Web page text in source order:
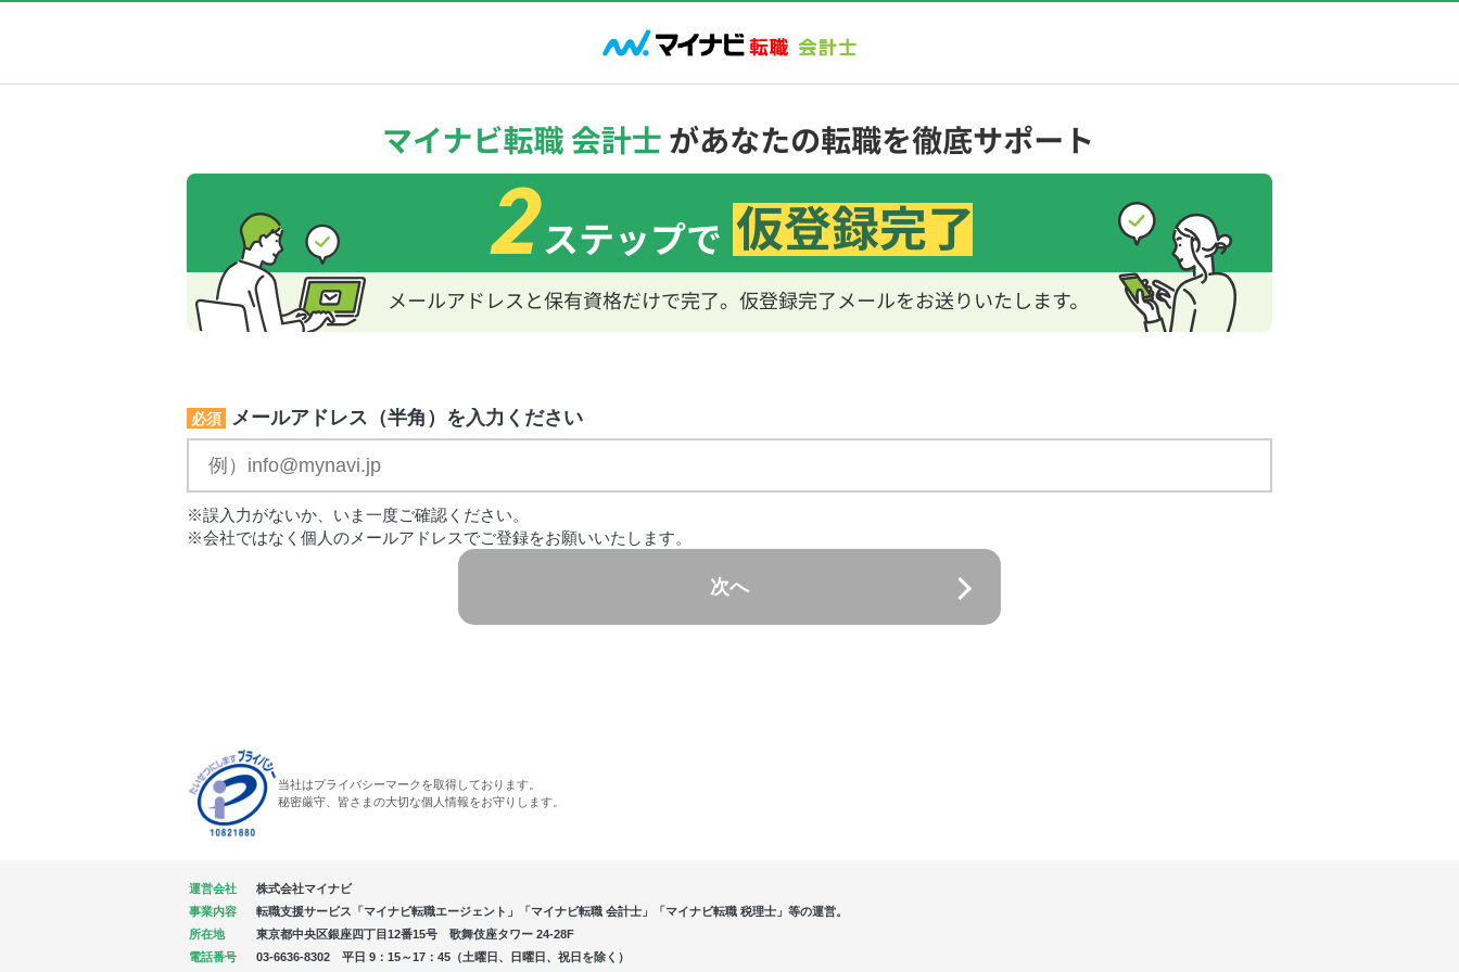
必須 メールアドレス（半角）を入力ください
※誤入力がないか、いま一度ご確認ください。
※会社ではなく個人のメールアドレスでご登録をお願いいたします。
次へ
当社はプライバシーマークを取得しております。
秘密厳守、皆さまの大切な個人情報をお守りします。
運営会社
株式会社マイナビ
事業内容
転職支援サービス「マイナビ転職エージェント」「マイナビ転職 会計士」「マイナビ転職 税理士」等の運営。
所在地
東京都中央区銀座四丁目12番15号 歌舞伎座タワー 24-28F
電話番号
03-6636-8302 平日 9：15～17：45（土曜日、日曜日、祝日を除く）